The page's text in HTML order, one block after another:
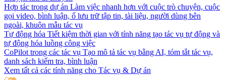
Hợp tác trong dự án Làm việc nhanh hơn với cuộc trò chuyện, cuộc
gọi video, bình luận, ổ lưu trữ tập tin, tài liệu, người dùng bên
ngoài, khuôn mẫu tác vụ
Tự động hóa Tiết kiệm thời gian với tính năng tạo tác vụ tự động và
tự động hóa luồng công việc
CoPilot trong các tác vụ Tạo mô tả tác vụ bằng AI, tóm tắt tác vụ,
danh sách kiểm tra, bình luận
Xem tất cả các tính năng cho Tác vụ & Dự án